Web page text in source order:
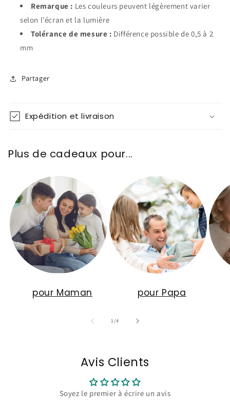
Remarque : Les couleurs peuvent légèrement varier
selon l’écran et la lumière
Tolérance de mesure : Différence possible de 0,5 à 2
mm
Partager
Expédition et livraison
Plus de cadeaux pour...
pour Maman pour Papa
1/de
4
Avis Clients
Soyez le premier à écrire un avis